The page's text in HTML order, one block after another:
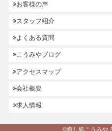
お客様の声
スタッフ紹介
よくある質問
こうみやブログ
アクセスマップ
会社概要
求人情報
©癒し処こうみや